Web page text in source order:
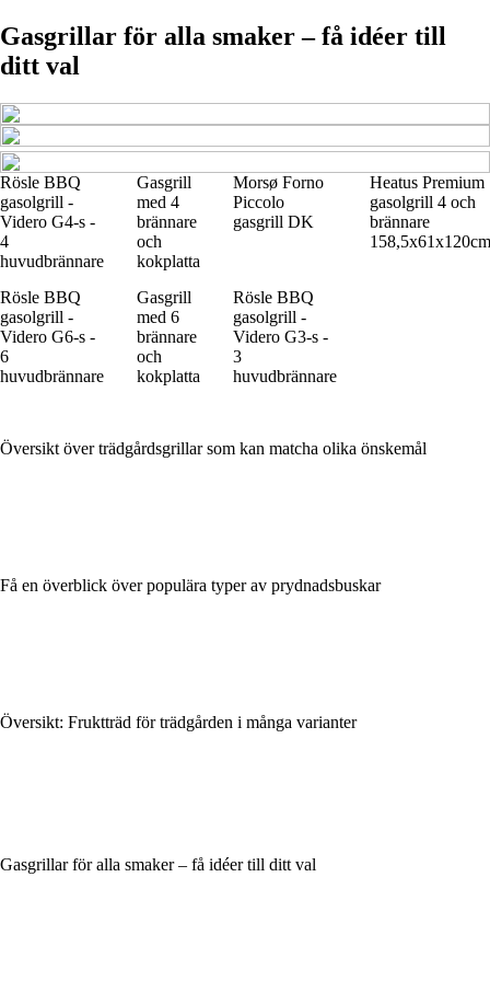
Gasgrillar för alla smaker – få idéer till
ditt val
Rösle BBQ
gasolgrill -
Videro G4-s -
4
huvudbrännare
Gasgrill
med 4
brännare
och
kokplatta
Morsø Forno
Piccolo
gasgrill DK
Heatus Premium
gasolgrill 4 och
brännare
158,5x61x120cm
Rösle BBQ
gasolgrill -
Videro G6-s -
6
huvudbrännare
Gasgrill
med 6
brännare
och
kokplatta
Rösle BBQ
gasolgrill -
Videro G3-s -
3
huvudbrännare
Översikt över trädgårdsgrillar som kan matcha olika önskemål
Få en överblick över populära typer av prydnadsbuskar
Översikt: Fruktträd för trädgården i många varianter
Gasgrillar för alla smaker – få idéer till ditt val